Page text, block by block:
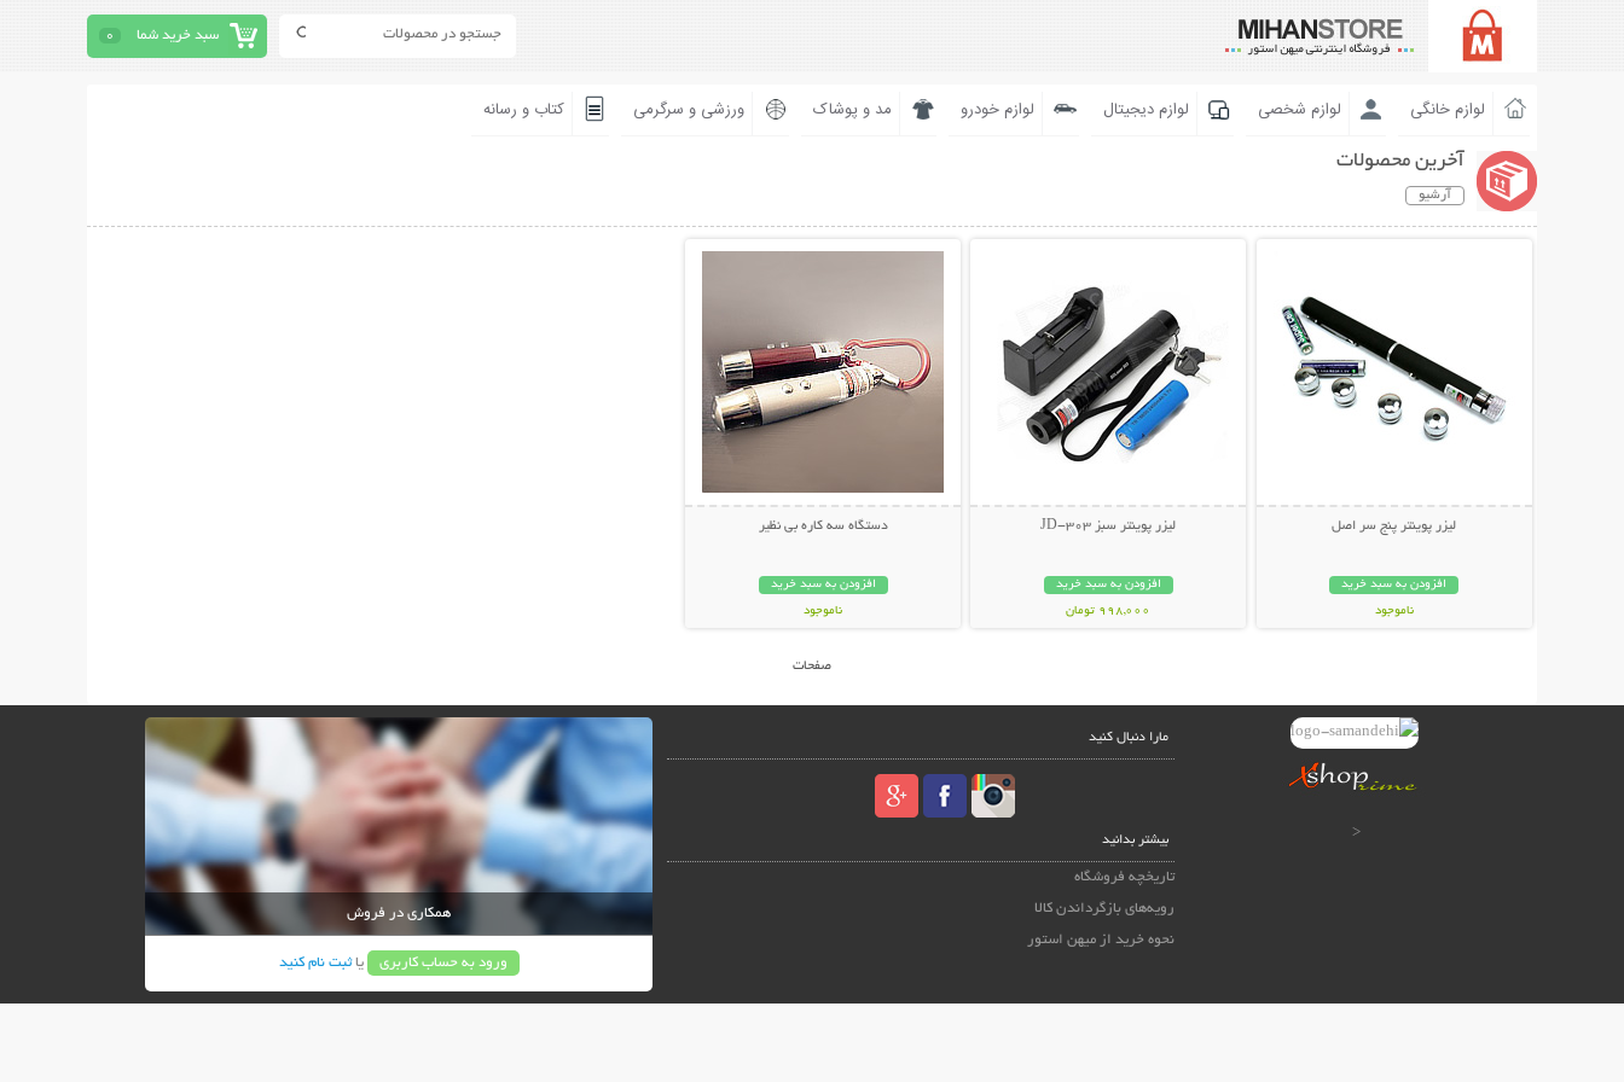
سبد خرید شما 0
لوازم خانگی لوازم شخصی لوازم دیجیتال لوازم خودرو مد و پوشاک ورزشی و سرگرمی کتاب و رسانه
آخرین محصولات
آرشیو
لیزر پوینتر پنج سر اصل
افزودن به سبد خرید
ناموجود
لیزر پوینتر سبز JD-303
افزودن به سبد خرید
998,000 تومان
دستگاه سه کاره بی نظیر
افزودن به سبد خرید
ناموجود
صفحات
<
مارا دنبال کنید
بیشتر بدانید
تاریخچه فروشگاه
رویه‌های بازگرداندن کالا
نحوه خرید از میهن استور
همکاری در فروش
ورود به حساب کاربری یاثبت نام کنید